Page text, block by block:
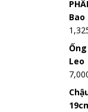
Bao
Leo